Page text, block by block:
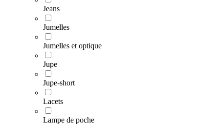
Jeans
Jumelles
Jumelles et optique
Jupe
Jupe-short
Lacets
Lampe de poche